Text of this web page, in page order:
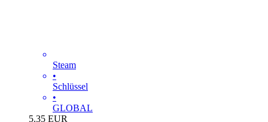
Steam
•
Schlüssel
•
GLOBAL
5.35 EUR